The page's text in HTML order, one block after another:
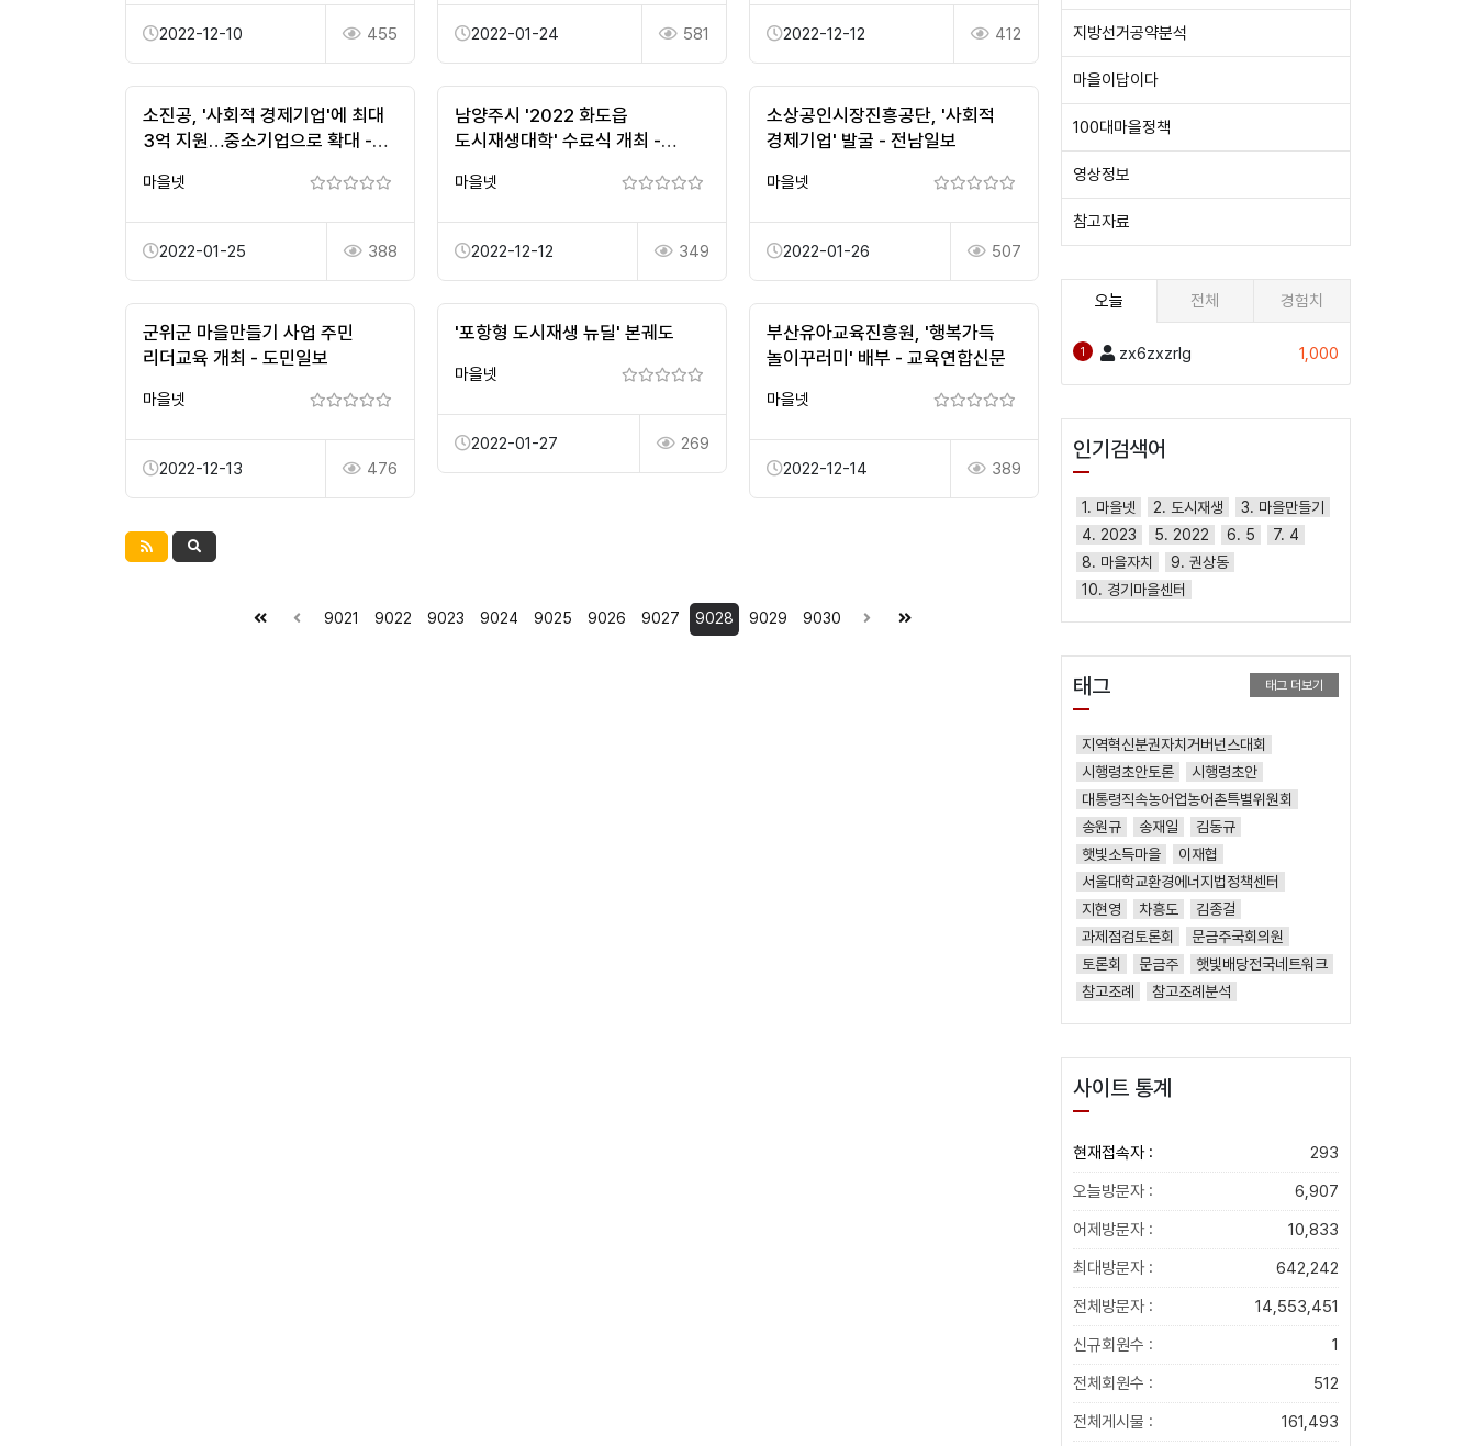
2022-12-10 455 2022-01-24 581 2022-12-12 412
소진공, '사회적 경제기업'에 최대
3억 지원…중소기업으로 확대 -
마을넷
2022-01-25 388
남양주시 '2022 화도읍
도시재생대학' 수료식 개최 -
신문
마을넷
2022-12-12 349
소상공인시장진흥공단, '사회적
경제기업' 발굴 - 전남일보
마을넷
2022-01-26 507
군위군 마을만들기 사업 주민
리더교육 개최 - 도민일보
마을넷
2022-12-13 476
'포항형 도시재생 뉴딜' 본궤도
마을넷
2022-01-27 269
부산유아교육진흥원, '행복가득
놀이꾸러미' 배부 - 교육연합신문
마을넷
2022-12-14 389
9021 9022 9023 9024 9025 9026 9027 9028 9029 9030
지방선거공약분석
마을이답이다
100대마을정책
영상정보
참고자료
오늘 전체 경험치
1 zx6zxzrlg 1,000
인기검색어
1. 마을넷 2. 도시재생
3. 마을만들기
4. 2023
5. 2022 6. 5
7. 4
8. 마을자치
9. 권상동
10. 경기마을센터
태그 태그 더보기
지역혁신분권자치거버넌스대회
시행령초안토론
시행령초안
대통령직속농어업농어촌특별위원회
송원규
송재일
김동규
햇빛소득마을
이재협
서울대학교환경에너지법정책센터
지현영
차흥도
김종걸
과제점검토론회
문금주국회의원
토론회
문금주
햇빛배당전국네트워크
참고조례
참고조례분석
사이트 통계
현재접속자 :
293
오늘방문자 :
6,907
어제방문자 :
10,833
최대방문자 :
642,242
전체방문자 :
14,553,451
신규회원수 :
1
전체회원수 :
512
전체게시물 :
161,493